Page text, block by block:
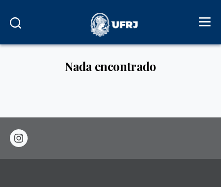
Nada encontrado
instagram